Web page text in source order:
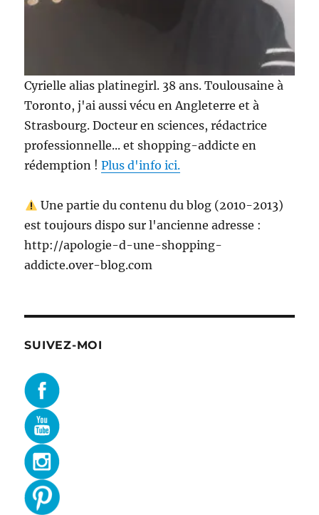
Cyrielle alias platinegirl. 38 ans. Toulousaine à
Toronto, j'ai aussi vécu en Angleterre et à
Strasbourg. Docteur en sciences, rédactrice
professionnelle... et shopping-addicte en
rédemption !Plus d'info ici.
Une partie du contenu du blog (2010-2013)
est toujours dispo sur l'ancienne adresse :
http://apologie-d-une-shopping-
addicte.over-blog.com
SUIVEZ-MOI